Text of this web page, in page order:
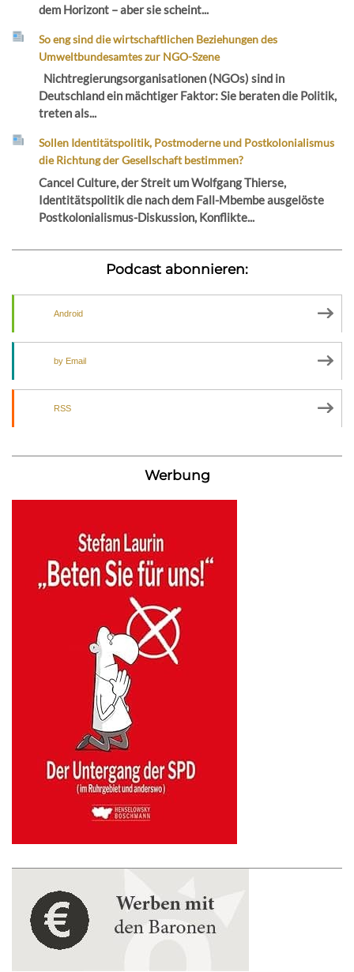
dem Horizont – aber sie scheint...
So eng sind die wirtschaftlichen Beziehungen des
Umweltbundesamtes zur NGO-Szene
Nichtregierungsorganisationen (NGOs) sind in
Deutschland ein mächtiger Faktor: Sie beraten die Politik,
treten als...
Sollen Identitätspolitik, Postmoderne und Postkolonialismus
die Richtung der Gesellschaft bestimmen?
Cancel Culture, der Streit um Wolfgang Thierse,
Identitätspolitik die nach dem Fall-Mbembe ausgelöste
Postkolonialismus-Diskussion, Konflikte...
Podcast abonnieren:
Android
by Email
RSS
Werbung